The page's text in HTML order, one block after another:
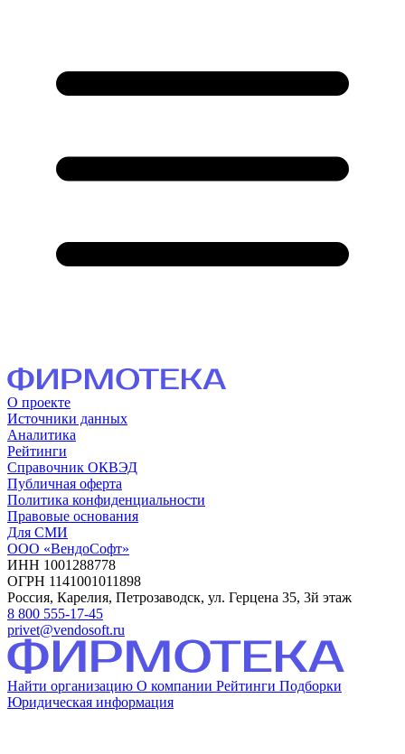
О проекте
Источники данных
Аналитика
Рейтинги
Справочник ОКВЭД
Публичная оферта
Политика конфиденциальности
Правовые основания
Для СМИ
ООО «ВендоСофт»
ИНН 1001288778
ОГРН 1141001011898
Россия, Карелия, Петрозаводск, ул. Герцена 35, 3й этаж
8 800 555-17-45
privet@vendosoft.ru
Найти организацию О компании Рейтинги Подборки
Юридическая информация